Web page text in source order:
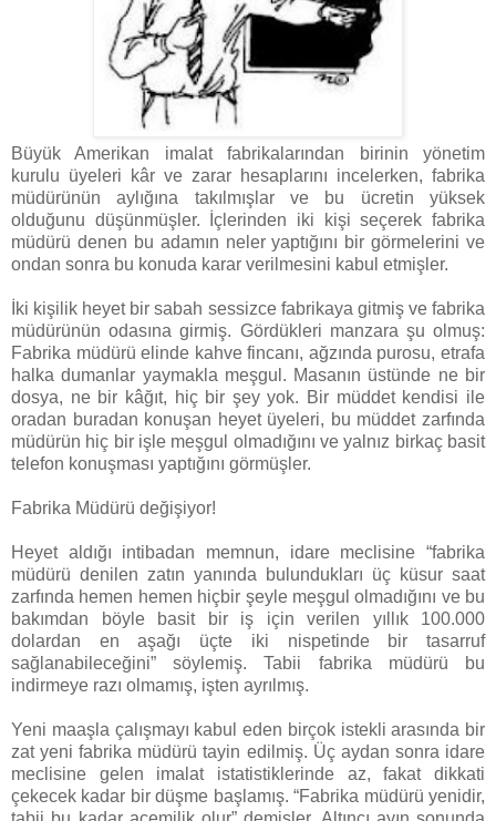
Büyük Amerikan imalat fabrikalarından birinin yönetim
kurulu üyeleri kâr ve zarar hesaplarını incelerken, fabrika
müdürünün aylığına takılmışlar ve bu ücretin yüksek
olduğunu düşünmüşler. İçlerinden iki kişi seçerek fabrika
müdürü denen bu adamın neler yaptığını bir görmelerini ve
ondan sonra bu konuda karar verilmesini kabul etmişler.
İki kişilik heyet bir sabah sessizce fabrikaya gitmiş ve fabrika
müdürünün odasına girmiş. Gördükleri manzara şu olmuş:
Fabrika müdürü elinde kahve fincanı, ağzında purosu, etrafa
halka dumanlar yaymakla meşgul. Masanın üstünde ne bir
dosya, ne bir kâğıt, hiç bir şey yok. Bir müddet kendisi ile
oradan buradan konuşan heyet üyeleri, bu müddet zarfında
müdürün hiç bir işle meşgul olmadığını ve yalnız birkaç basit
telefon konuşması yaptığını görmüşler.
Fabrika Müdürü değişiyor!
Heyet aldığı intibadan memnun, idare meclisine “fabrika
müdürü denilen zatın yanında bulundukları üç küsur saat
zarfında hemen hemen hiçbir şeyle meşgul olmadığını ve bu
bakımdan böyle basit bir iş için verilen yıllık 100.000
dolardan en aşağı üçte iki nispetinde bir tasarruf
sağlanabileceğini” söylemiş. Tabii fabrika müdürü bu
indirmeye razı olmamış, işten ayrılmış.
Yeni maaşla çalışmayı kabul eden birçok istekli arasında bir
zat yeni fabrika müdürü tayin edilmiş. Üç aydan sonra idare
meclisine gelen imalat istatistiklerinde az, fakat dikkati
çekecek kadar bir düşme başlamış. “Fabrika müdürü yenidir,